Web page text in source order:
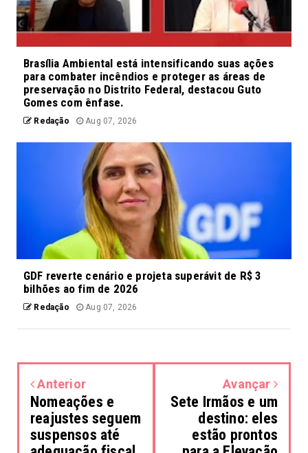
Brasília Ambiental está intensificando suas ações
para combater incêndios e proteger as áreas de
preservação no Distrito Federal, destacou Guto
Gomes com ênfase.
Redação Aug 07, 2026
GDF reverte cenário e projeta superávit de R$ 3
bilhões ao fim de 2026
Redação Aug 07, 2026
Anterior
Nomeações e
reajustes seguem
suspensos até
Avançar
Sete Irmãos e um
destino: eles
estão prontos